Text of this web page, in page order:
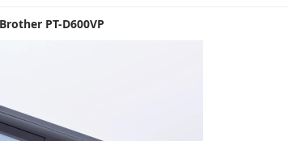
Brother PT-D600VP